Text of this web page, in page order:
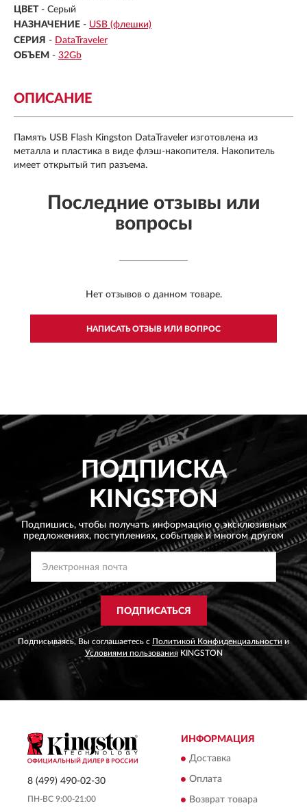
ЦВЕТ - Серый
НАЗНАЧЕНИЕ - USB (флешки)
СЕРИЯ - DataTraveler
ОБЪЕМ - 32Gb
ОПИСАНИЕ
Память USB Flash Kingston DataTraveler изготовлена из
металла и пластика в виде флэш-накопителя. Накопитель
имеет открытый тип разъема.
Последние отзывы или
вопросы
Нет отзывов о данном товаре.
НАПИСАТЬ ОТЗЫВ ИЛИ ВОПРОС
ПОДПИСКА
KINGSTON
Подпишись, чтобы получать информацию о эксклюзивных
предложениях, поступлениях, событиях и многом другом
ПОДПИСАТЬСЯ
Подписываясь, Вы соглашаетесь с Политикой Конфиденциальности и
Условиями пользованияKINGSTON
8 (499) 490-02-30
ПН-ВС 9:00-21:00
ИНФОРМАЦИЯ
Доставка
Оплата
Возврат товара